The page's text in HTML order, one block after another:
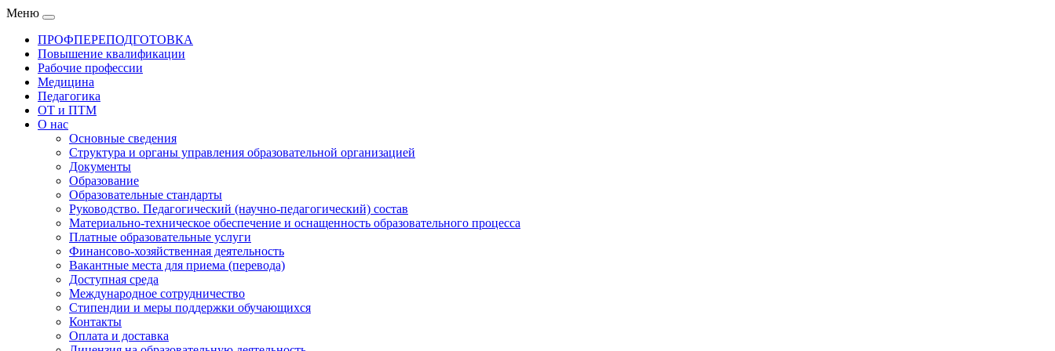
Меню
ПРОФПЕРЕПОДГОТОВКА
Повышение квалификации
Рабочие профессии
Медицина
Педагогика
ОТ и ПТМ
О нас
Основные сведения
Структура и органы управления образовательной организацией
Документы
Образование
Образовательные стандарты
Руководство. Педагогический (научно-педагогический) состав
Материально-техническое обеспечение и оснащенность образовательного процесса
Платные образовательные услуги
Финансово-хозяйственная деятельность
Вакантные места для приема (перевода)
Доступная среда
Международное сотрудничество
Стипендии и меры поддержки обучающихся
Контакты
Оплата и доставка